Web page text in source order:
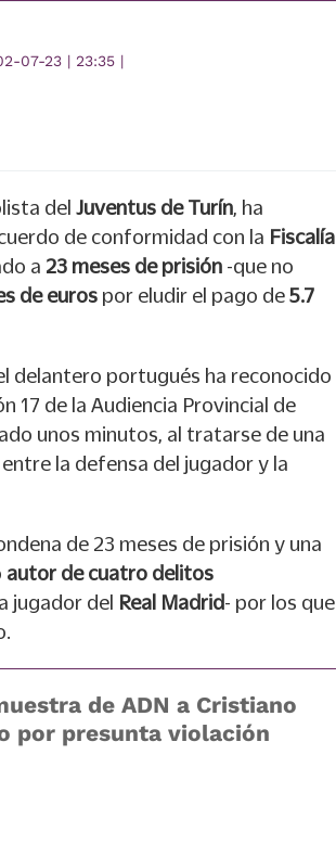
07-23 | 23:35 |
del Juventus de Turín , ha
de conformidad con la Fiscalía
a 23 meses de prisión -que no
de euros por eludir el pago de 5.7
delantero portugués ha reconocido
17 de la Audiencia Provincial de
unos minutos, al tratarse de una
la defensa del jugador y la
de 23 meses de prisión y una
autor de cuatro delitos
jugador del Real Madrid- por los que
de ADN a Cristiano
por presunta violación